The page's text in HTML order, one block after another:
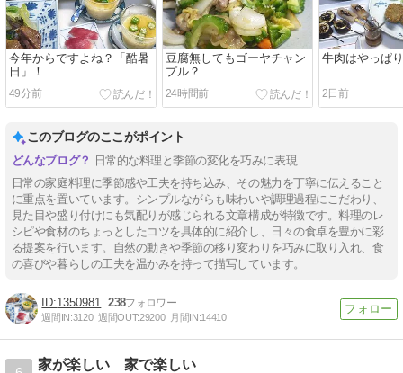
今年からですよね？「酷暑
日」！
49分前
豆腐無してもゴーヤチャン
プル？
24時間前
牛肉はやっぱ
2日前
このブログのここがポイント
日常的な料理と季節の変化を巧みに表現
日常の家庭料理に季節感や工夫を持ち込み、その魅力を丁寧に伝えること
に重点を置いています。シンプルながらも味わいや調理過程にこだわり、
見た目や盛り付けにも気配りが感じられる文章構成が特徴です。料理のレ
シピや食材のちょっとしたコツを具体的に紹介し、日々の食卓を豊かに彩
る提案を行います。自然の動きや季節の移り変わりを巧みに取り入れ、食
の喜びや暮らしの工夫を温かみを持って描写しています。
1350981 238
週間IN:3120 週間OUT:29200 月間IN:14410
家が楽しい 家で楽しい